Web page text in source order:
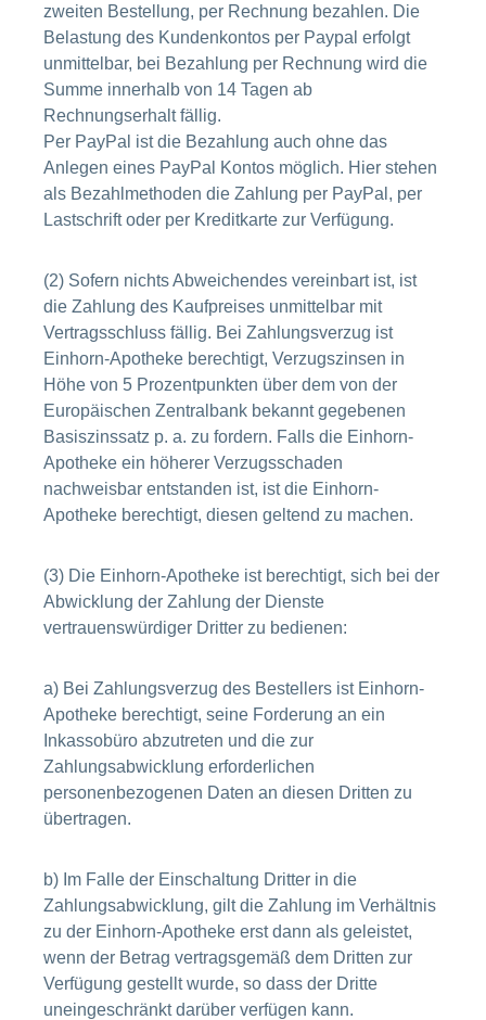
zweiten Bestellung, per Rechnung bezahlen. Die
Belastung des Kundenkontos per Paypal erfolgt
unmittelbar, bei Bezahlung per Rechnung wird die
Summe innerhalb von 14 Tagen ab
Rechnungserhalt fällig.
Per PayPal ist die Bezahlung auch ohne das
Anlegen eines PayPal Kontos möglich. Hier stehen
als Bezahlmethoden die Zahlung per PayPal, per
Lastschrift oder per Kreditkarte zur Verfügung.
(2) Sofern nichts Abweichendes vereinbart ist, ist
die Zahlung des Kaufpreises unmittelbar mit
Vertragsschluss fällig. Bei Zahlungsverzug ist
Einhorn-Apotheke berechtigt, Verzugszinsen in
Höhe von 5 Prozentpunkten über dem von der
Europäischen Zentralbank bekannt gegebenen
Basiszinssatz p. a. zu fordern. Falls die Einhorn-
Apotheke ein höherer Verzugsschaden
nachweisbar entstanden ist, ist die Einhorn-
Apotheke berechtigt, diesen geltend zu machen.
(3) Die Einhorn-Apotheke ist berechtigt, sich bei der
Abwicklung der Zahlung der Dienste
vertrauenswürdiger Dritter zu bedienen:
a) Bei Zahlungsverzug des Bestellers ist Einhorn-
Apotheke berechtigt, seine Forderung an ein
Inkassobüro abzutreten und die zur
Zahlungsabwicklung erforderlichen
personenbezogenen Daten an diesen Dritten zu
übertragen.
b) Im Falle der Einschaltung Dritter in die
Zahlungsabwicklung, gilt die Zahlung im Verhältnis
zu der Einhorn-Apotheke erst dann als geleistet,
wenn der Betrag vertragsgemäß dem Dritten zur
Verfügung gestellt wurde, so dass der Dritte
uneingeschränkt darüber verfügen kann.